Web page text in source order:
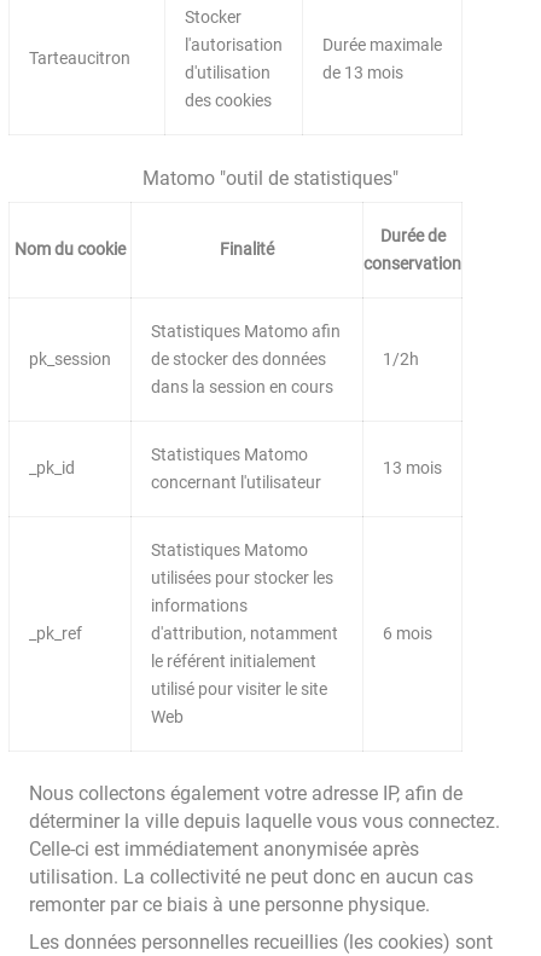
Tarteaucitron
Stocker
l'autorisation
d'utilisation
des cookies
Durée maximale
de 13 mois
Matomo "outil de statistiques"
Nom du cookie Finalité
Durée de
conservation
pk_session
Statistiques Matomo afin
de stocker des données
dans la session en cours
1/2h
_pk_id
Statistiques Matomo
concernant l'utilisateur
13 mois
_pk_ref
Statistiques Matomo
utilisées pour stocker les
informations
d'attribution, notamment
le référent initialement
utilisé pour visiter le site
Web
6 mois
Nous collectons également votre adresse IP, afin de
déterminer la ville depuis laquelle vous vous connectez.
Celle-ci est immédiatement anonymisée après
utilisation. La collectivité ne peut donc en aucun cas
remonter par ce biais à une personne physique.
Les données personnelles recueillies (les cookies) sont